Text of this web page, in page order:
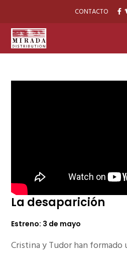
CONTACTO
La desaparición
Estreno: 3 de mayo
Cristina y Tudor han